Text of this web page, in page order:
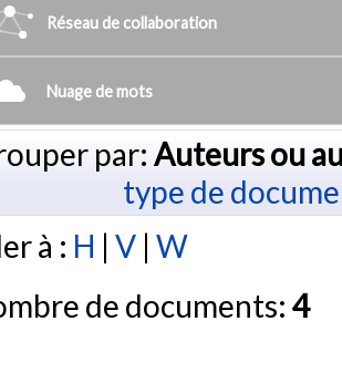
Réseau de collaboration
Nuage de mots
par: Auteurs ou
type de
à : H | V | W
de documents: 4